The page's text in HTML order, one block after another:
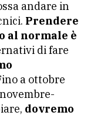
andare in
Prendere
al normale è
di fare
a ottobre
dovremo